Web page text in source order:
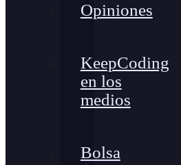
Opiniones
KeepCoding
en los
medios
Bolsa